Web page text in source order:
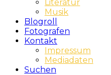
Literatur
Musik
Blogroll
Fotografen
Kontakt
Impressum
Mediadaten
Suchen